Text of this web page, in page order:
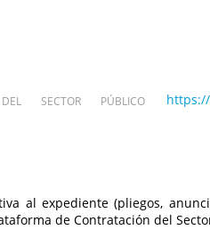
SECTOR PÚBLICO
al expediente (pliegos,
de Contratación del